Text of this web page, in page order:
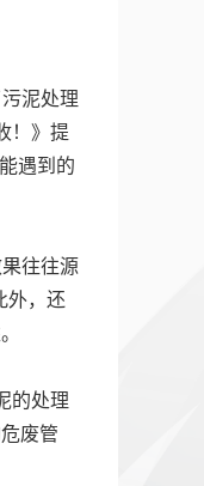
泥处理
！》提
遇到的
往往源
外，还
的处理
废管